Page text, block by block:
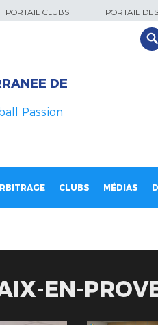
PORTAIL CLUBS PORTAIL
DE
Passion
CLUBS MÉDIAS
EN-